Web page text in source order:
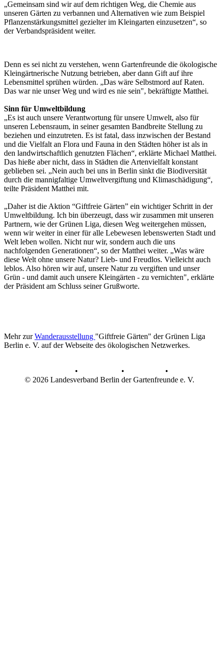
„Gemeinsam sind wir auf dem richtigen Weg, die Chemie aus
unseren Gärten zu verbannen und Alternativen wie zum Beispiel
Pflanzenstärkungsmittel gezielter im Kleingarten einzusetzen“, so
der Verbandspräsident weiter.
Denn es sei nicht zu verstehen, wenn Gartenfreunde die ökologische
Kleingärtnerische Nutzung betrieben, aber dann Gift auf ihre
Lebensmittel sprühen würden. „Das wäre Selbstmord auf Raten.
Das war nie unser Weg und wird es nie sein", bekräftigte Matthei.
Sinn für Umweltbildung
„Es ist auch unsere Verantwortung für unsere Umwelt, also für
unseren Lebensraum, in seiner gesamten Bandbreite Stellung zu
beziehen und einzutreten. Es ist fatal, dass inzwischen der Bestand
und die Vielfalt an Flora und Fauna in den Städten höher ist als in
den landwirtschaftlich genutzten Flächen“, erklärte Michael Matthei.
Das hieße aber nicht, dass in Städten die Artenvielfalt konstant
geblieben sei. „Nein auch bei uns in Berlin sinkt die Biodiversität
durch die mannigfaltige Umweltvergiftung und Klimaschädigung“,
teilte Präsident Matthei mit.
„Daher ist die Aktion “Giftfreie Gärten” ein wichtiger Schritt in der
Umweltbildung. Ich bin überzeugt, dass wir zusammen mit unseren
Partnern, wie der Grünen Liga, diesen Weg weitergehen müssen,
wenn wir weiter in einer für alle Lebewesen lebenswerten Stadt und
Welt leben wollen. Nicht nur wir, sondern auch die uns
nachfolgenden Generationen“, so der Matthei weiter. „Was wäre
diese Welt ohne unsere Natur? Lieb- und Freudlos. Vielleicht auch
leblos. Also hören wir auf, unsere Natur zu vergiften und unser
Grün - und damit auch unsere Kleingärten - zu vernichten", erklärte
der Präsident am Schluss seiner Grußworte.
Mehr zurWanderausstellung "Giftfreie Gärten" der Grünen Liga
Berlin e. V. auf der Webseite des ökologischen Netzwerkes.
• •
•
© 2026 Landesverband Berlin der Gartenfreunde e. V.